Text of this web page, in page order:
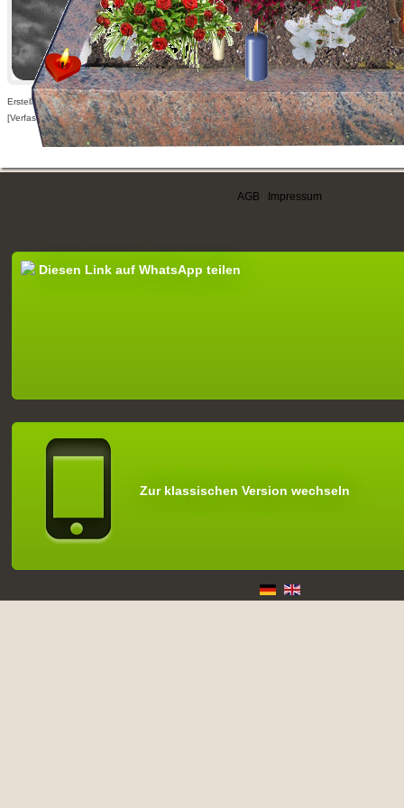
Erstellt am 18.08.2014,
[Verfasser nur für angemeldete Benutzer sichtbar]
AGB Impressum
Diesen Link auf WhatsApp teilen
Zur klassischen Version wechseln